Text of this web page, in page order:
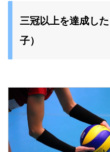
三冠以上を達成し
子）